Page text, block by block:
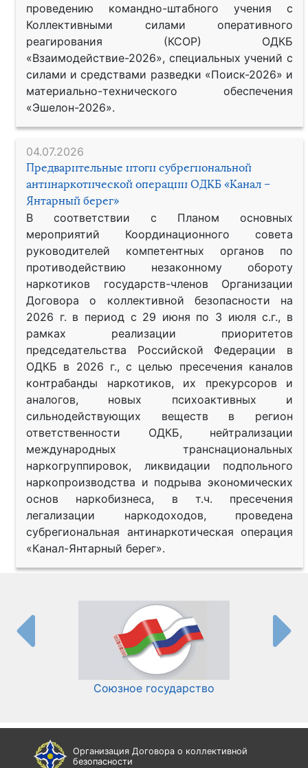
проведению командно-штабного учения с
Коллективными силами оперативного
реагирования (КСОР) ОДКБ
«Взаимодействие-2026», специальных учений с
силами и средствами разведки «Поиск-2026» и
материально-технического обеспечения
«Эшелон-2026».
04.07.2026
Предварительные итоги субрегиональной
антинаркотической операции ОДКБ «Канал –
Янтарный берег»
В соответствии с Планом основных
мероприятий Координационного совета
руководителей компетентных органов по
противодействию незаконному обороту
наркотиков государств-членов Организации
Договора о коллективной безопасности на
2026 г. в период с 29 июня по 3 июля с.г., в
рамках реализации приоритетов
председательства Российской Федерации в
ОДКБ в 2026 г., с целью пресечения каналов
контрабанды наркотиков, их прекурсоров и
аналогов, новых психоактивных и
сильнодействующих веществ в регион
ответственности ОДКБ, нейтрализации
международных транснациональных
наркогруппировок, ликвидации подпольного
наркопроизводства и подрыва экономических
основ наркобизнеса, в т.ч. пресечения
легализации наркодоходов, проведена
субрегиональная антинаркотическая операция
«Канал-Янтарный берег».
Союзное государство
Организация Договора о коллективной
безопасности